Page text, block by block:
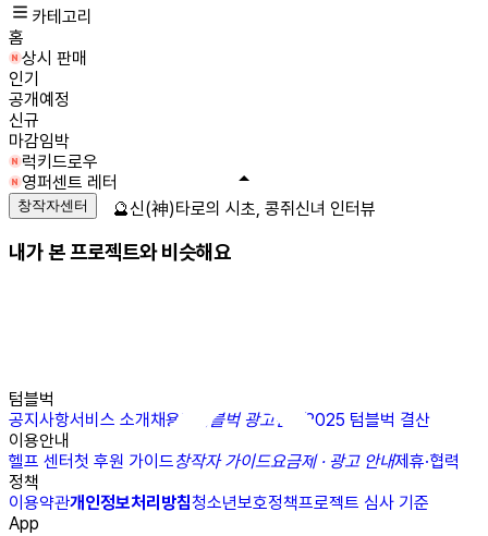
카테고리
홈
상시 판매
인기
공개예정
신규
마감임박
럭키드로우
영퍼센트 레터
창작자센터
내가 본 프로젝트와 비슷해요
텀블벅
공지사항서비스 소개채용N 텀블벅 광고센터
2025 텀블벅 결산
이용안내
헬프 센터첫 후원 가이드창작자 가이드요금제 · 광고 안내제휴·협력
정책
이용약관개인정보처리방침청소년보호정책프로젝트 심사 기준
App
🔮신(神)타로의 시초, 콩쥐신녀 인터뷰